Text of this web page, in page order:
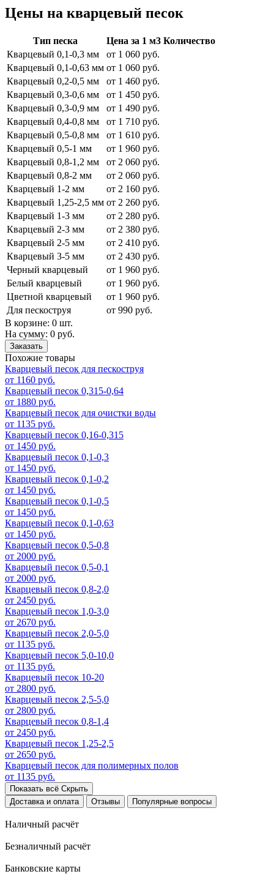
Цены на кварцевый песок
Тип песка Цена за 1 м3 Количество
Кварцевый 0,1-0,3 мм
от 1 060 руб.
Кварцевый 0,1-0,63 мм от 1 060 руб.
Кварцевый 0,2-0,5 мм
от 1 460 руб.
Кварцевый 0,3-0,6 мм
от 1 450 руб.
Кварцевый 0,3-0,9 мм
от 1 490 руб.
Кварцевый 0,4-0,8 мм
от 1 710 руб.
Кварцевый 0,5-0,8 мм
от 1 610 руб.
Кварцевый 0,5-1 мм
от 1 960 руб.
Кварцевый 0,8-1,2 мм
от 2 060 руб.
Кварцевый 0,8-2 мм
от 2 060 руб.
Кварцевый 1-2 мм
от 2 160 руб.
Кварцевый 1,25-2,5 мм от 2 260 руб.
Кварцевый 1-3 мм
от 2 280 руб.
Кварцевый 2-3 мм
от 2 380 руб.
Кварцевый 2-5 мм
от 2 410 руб.
Кварцевый 3-5 мм
от 2 430 руб.
Черный кварцевый
от 1 960 руб.
Белый кварцевый
от 1 960 руб.
Цветной кварцевый
от 1 960 руб.
Для пескоструя
от 990 руб.
В корзине: 0 шт.
На сумму: 0 руб.
Заказать
Похожие товары
Кварцевый песок для пескоструя
от 1160 руб.
Кварцевый песок 0,315-0,64
от 1880 руб.
Кварцевый песок для очистки воды
от 1135 руб.
Кварцевый песок 0,16-0,315
от 1450 руб.
Кварцевый песок 0,1-0,3
от 1450 руб.
Кварцевый песок 0,1-0,2
от 1450 руб.
Кварцевый песок 0,1-0,5
от 1450 руб.
Кварцевый песок 0,1-0,63
от 1450 руб.
Кварцевый песок 0,5-0,8
от 2000 руб.
Кварцевый песок 0,5-0,1
от 2000 руб.
Кварцевый песок 0,8-2,0
от 2450 руб.
Кварцевый песок 1,0-3,0
от 2670 руб.
Кварцевый песок 2,0-5,0
от 1135 руб.
Кварцевый песок 5,0-10,0
от 1135 руб.
Кварцевый песок 10-20
от 2800 руб.
Кварцевый песок 2,5-5,0
от 2800 руб.
Кварцевый песок 0,8-1,4
от 2450 руб.
Кварцевый песок 1,25-2,5
от 2650 руб.
Кварцевый песок для полимерных полов
от 1135 руб.
Показать всё Скрыть
Доставка и оплата
Отзывы Популярные вопросы
Наличный расчёт
Безналичный расчёт
Банковские карты